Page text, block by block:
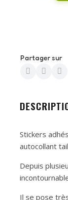
Partager sur
Stickers
autocollant
Depuis
Il se pose